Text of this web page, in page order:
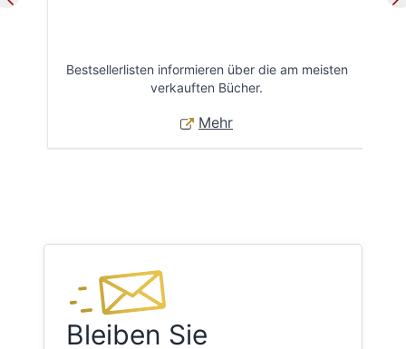
Bestsellerlisten informieren über die am meisten
verkauften Bücher.
Mehr
Bleiben Sie